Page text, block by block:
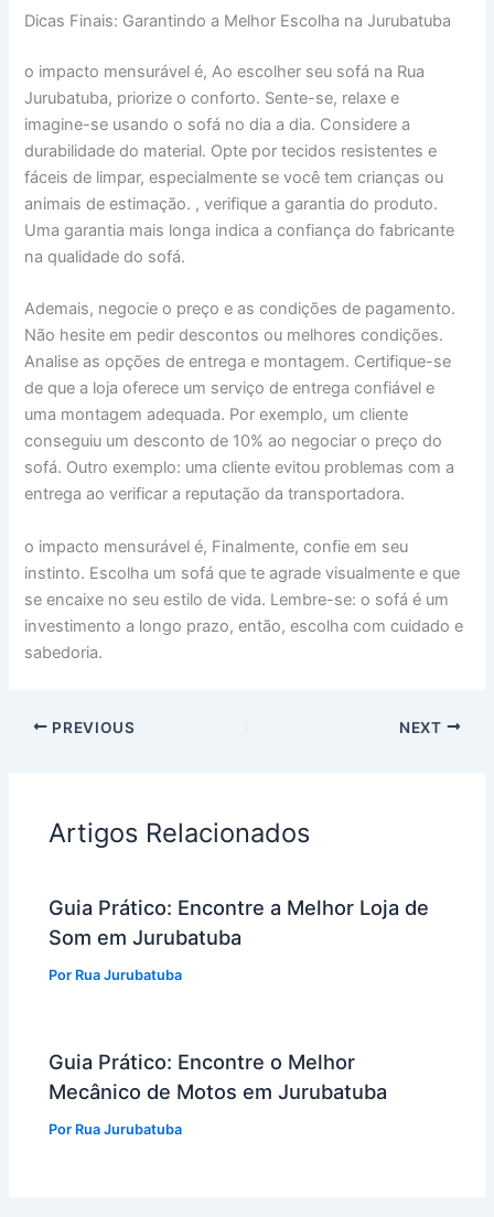
Dicas Finais: Garantindo a Melhor Escolha na Jurubatuba
o impacto mensurável é, Ao escolher seu sofá na Rua
Jurubatuba, priorize o conforto. Sente-se, relaxe e
imagine-se usando o sofá no dia a dia. Considere a
durabilidade do material. Opte por tecidos resistentes e
fáceis de limpar, especialmente se você tem crianças ou
animais de estimação. , verifique a garantia do produto.
Uma garantia mais longa indica a confiança do fabricante
na qualidade do sofá.
Ademais, negocie o preço e as condições de pagamento.
Não hesite em pedir descontos ou melhores condições.
Analise as opções de entrega e montagem. Certifique-se
de que a loja oferece um serviço de entrega confiável e
uma montagem adequada. Por exemplo, um cliente
conseguiu um desconto de 10% ao negociar o preço do
sofá. Outro exemplo: uma cliente evitou problemas com a
entrega ao verificar a reputação da transportadora.
o impacto mensurável é, Finalmente, confie em seu
instinto. Escolha um sofá que te agrade visualmente e que
se encaixe no seu estilo de vida. Lembre-se: o sofá é um
investimento a longo prazo, então, escolha com cuidado e
sabedoria.
PREVIOUS NEXT
Artigos Relacionados
Guia Prático: Encontre a Melhor Loja de
Som em Jurubatuba
Por Rua Jurubatuba
Guia Prático: Encontre o Melhor
Mecânico de Motos em Jurubatuba
Por Rua Jurubatuba